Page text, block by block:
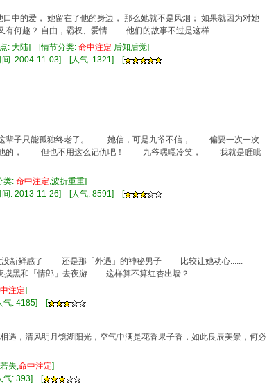
中的爱， 她留在了他的身边， 那么她就不是风烟； 如果就因为对她
有何趣？ 自由，霸权、爱情…… 他们的故事不过是这样——
: 大陆] [情节分类: 命中注定 后知后觉]
间: 2004-11-03] [人气: 1321] [
只能孤独终老了。 她信，可是九爷不信， 偏要一次一次
的， 但也不用这么记仇吧！ 九爷嘿嘿冷笑， 我就是睚眦
类: 命中注定,波折重重]
间: 2013-11-26] [人气: 8591] [
新鲜感了 还是那「外遇」的神秘男子 比较让她动心......
黑和「情郎」去夜游 这样算不算红杏出墙？.....
注定]
气: 4185] [
遇，清风明月镜湖阳光，空气中满是花香果子香，如此良辰美景，何必
失,命中注定]
气: 393] [